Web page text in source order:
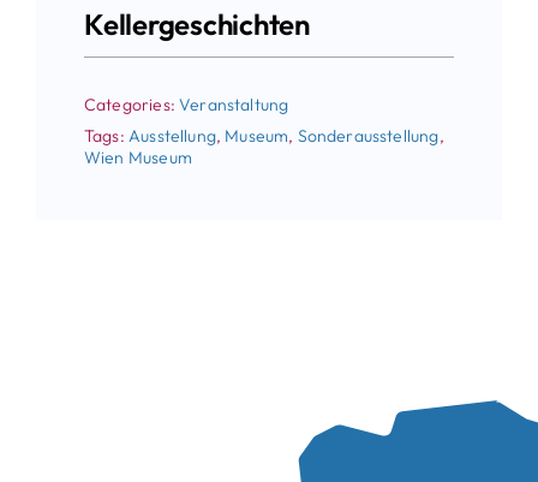
Kellergeschichten
Categories:Veranstaltung
Tags:Ausstellung, Museum, Sonderausstellung,
Wien Museum